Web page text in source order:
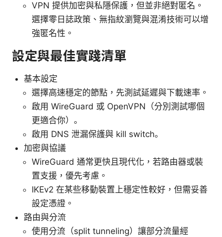
VPN 提供加密與私隱保護，但並非絕對匿名。
選擇零日誌政策、無指紋瀏覽與混淆技術可以增
強匿名性。
設定與最佳實踐清單
基本設定
選擇高速穩定的節點，先測試延遲與下載速率。
啟用 WireGuard 或 OpenVPN（分別測試哪個
更適合你）。
啟用 DNS 泄漏保護與 kill switch。
加密與協議
WireGuard 通常更快且現代化，若路由器或裝
置支援，優先考慮。
IKEv2 在某些移動裝置上穩定性較好，但需妥善
設定憑證。
路由與分流
使用分流（split tunneling）讓部分流量經